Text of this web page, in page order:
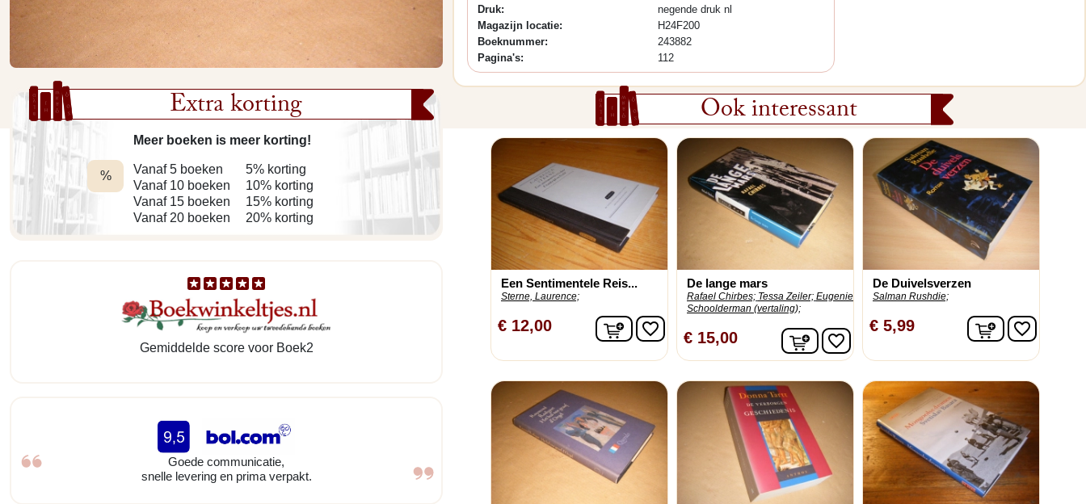
Druk:
negende druk nl
Magazijn locatie:
H24F200
Boeknummer:
243882
Pagina's:
112
Extra korting
%
Meer boeken is meer korting!
Vanaf 5 boeken
Vanaf 10 boeken
Vanaf 15 boeken
Vanaf 20 boeken
5% korting
10% korting
15% korting
20% korting
Gemiddelde score voor Boek2
Goede communicatie,
snelle levering en prima verpakt.
Ook interessant
Een Sentimentele Reis...
Sterne, Laurence;
€ 12,00 In winkelwagen
favorite_border
De lange mars
Rafael Chirbes; Tessa Zeiler; Eugenie
Schoolderman (vertaling);
€ 15,00 In winkelwagen
favorite_border
De Duivelsverzen
Salman Rushdie;
€ 5,99 Infavorite_border